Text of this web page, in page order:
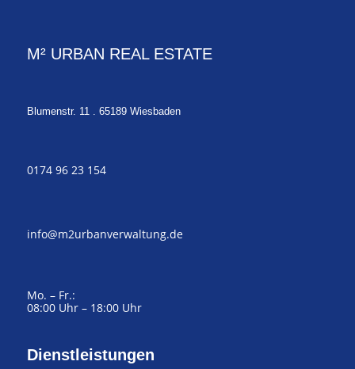
M² URBAN REAL ESTATE
Blumenstr. 11 . 65189 Wiesbaden
0174 96 23 154
info@m2urbanverwaltung.de
Mo. – Fr.:
08:00 Uhr – 18:00 Uhr
Dienstleistungen